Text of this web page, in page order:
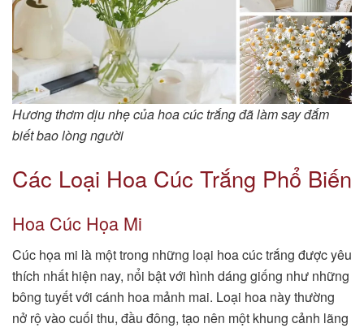
Hương thơm dịu nhẹ của hoa cúc trắng đã làm say đắm
biết bao lòng người
Các Loại Hoa Cúc Trắng Phổ Biến
Hoa Cúc Họa Mi
Cúc họa mi là một trong những loại hoa cúc trắng được yêu
thích nhất hiện nay, nổi bật với hình dáng giống như những
bông tuyết với cánh hoa mảnh mai. Loại hoa này thường
nở rộ vào cuối thu, đầu đông, tạo nên một khung cảnh lãng